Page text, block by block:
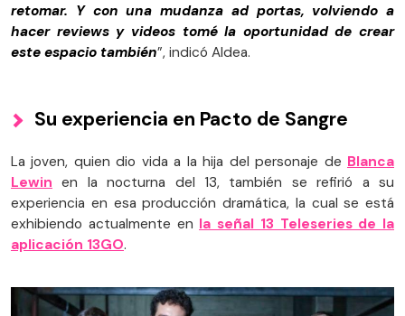
retomar. Y con una mudanza ad portas, volviendo a
hacer reviews y videos tomé la oportunidad de crear
este espacio también”, indicó Aldea.
Su experiencia en Pacto de Sangre
La joven, quien dio vida a la hija del personaje de Blanca
Lewin en la nocturna del 13, también se refirió a su
experiencia en esa producción dramática, la cual se está
exhibiendo actualmente en la señal 13 Teleseries de la
aplicación 13GO.